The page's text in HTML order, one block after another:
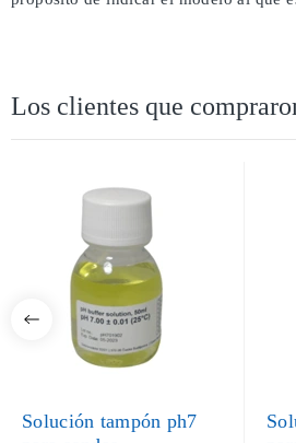
Los clientes que
Solución tampón ph7